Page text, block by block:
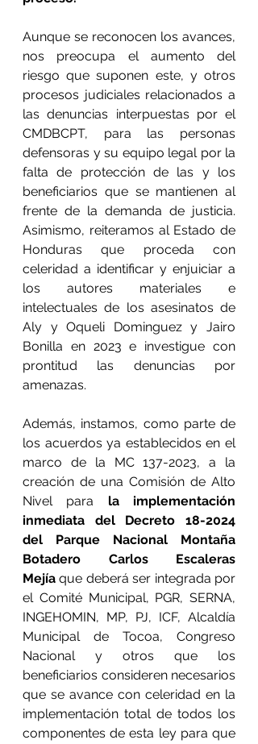
Aunque se reconocen los avances,
nos preocupa el aumento del
riesgo que suponen este, y otros
procesos judiciales relacionados a
las denuncias interpuestas por el
CMDBCPT, para las personas
defensoras y su equipo legal por la
falta de protección de las y los
beneficiarios que se mantienen al
frente de la demanda de justicia.
Asimismo, reiteramos al Estado de
Honduras que proceda con
celeridad a identificar y enjuiciar a
los autores materiales e
intelectuales de los asesinatos de
Aly y Oqueli Dominguez y Jairo
Bonilla en 2023 e investigue con
prontitud las denuncias por
amenazas.
Además, instamos, como parte de
los acuerdos ya establecidos en el
marco de la MC 137-2023, a la
creación de una Comisión de Alto
Nivel para la implementación
inmediata del Decreto 18-2024
del Parque Nacional Montaña
Botadero Carlos Escaleras
Mejía que deberá ser integrada por
el Comité Municipal, PGR, SERNA,
INGEHOMIN, MP, PJ, ICF, Alcaldía
Municipal de Tocoa, Congreso
Nacional y otros que los
beneficiarios consideren necesarios
que se avance con celeridad en la
implementación total de todos los
componentes de esta ley para que